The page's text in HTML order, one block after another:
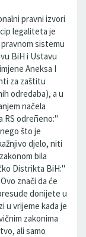
pravni izvori
legaliteta je
sistemu
BiH i Ustavu
Aneksa I
za zaštitu
odredaba), a u
načela
RS odreñeno:''
što je
djelo, niti
bila
Distrikta BiH:''
znači da će
donijete u
u vrijeme kada je
zakonima
ali samo